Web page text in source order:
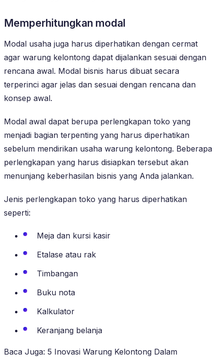
Memperhitungkan modal
Modal usaha juga harus diperhatikan dengan cermat
agar warung kelontong dapat dijalankan sesuai dengan
rencana awal. Modal bisnis harus dibuat secara
terperinci agar jelas dan sesuai dengan rencana dan
konsep awal.
Modal awal dapat berupa perlengkapan toko yang
menjadi bagian terpenting yang harus diperhatikan
sebelum mendirikan usaha warung kelontong. Beberapa
perlengkapan yang harus disiapkan tersebut akan
menunjang keberhasilan bisnis yang Anda jalankan.
Jenis perlengkapan toko yang harus diperhatikan
seperti:
Meja dan kursi kasir
Etalase atau rak
Timbangan
Buku nota
Kalkulator
Keranjang belanja
Baca Juga: 5 Inovasi Warung Kelontong Dalam